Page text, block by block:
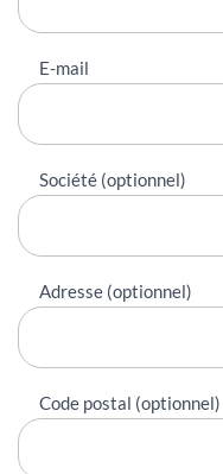
E-mail
Société (optionnel)
Adresse (optionnel)
Code postal (optionnel)